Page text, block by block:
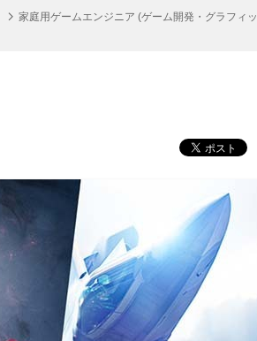
家庭用ゲームエンジニア (ゲーム開発・グラフィッ